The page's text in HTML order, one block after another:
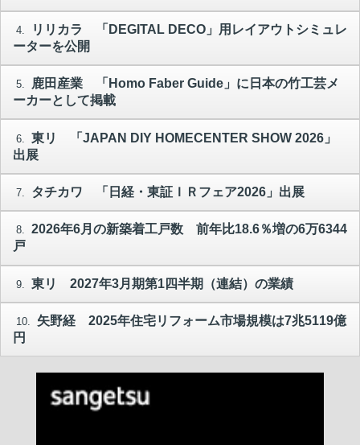
4.
リリカラ 「DEGITAL DECO」用レイアウトシミュレ
ーターを公開
5.
鹿田産業 「Homo Faber Guide」に日本の竹工芸メ
ーカーとして掲載
6.
東リ 「JAPAN DIY HOMECENTER SHOW 2026」
出展
7. タチカワ 「日経・東証ＩＲフェア2026」出展
8. 2026年6月の新築着工戸数 前年比18.6％増の6万6344
戸
9. 東リ 2027年3月期第1四半期（連結）の業績
10.
矢野経 2025年住宅リフォーム市場規模は7兆5119億
円